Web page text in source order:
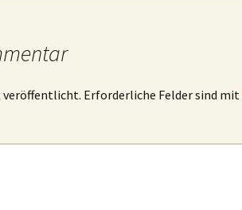
veröffentlicht. Erforderliche Felder sind mit